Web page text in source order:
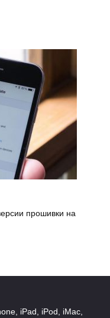
прошивки на
iPad, iPod, iMac,